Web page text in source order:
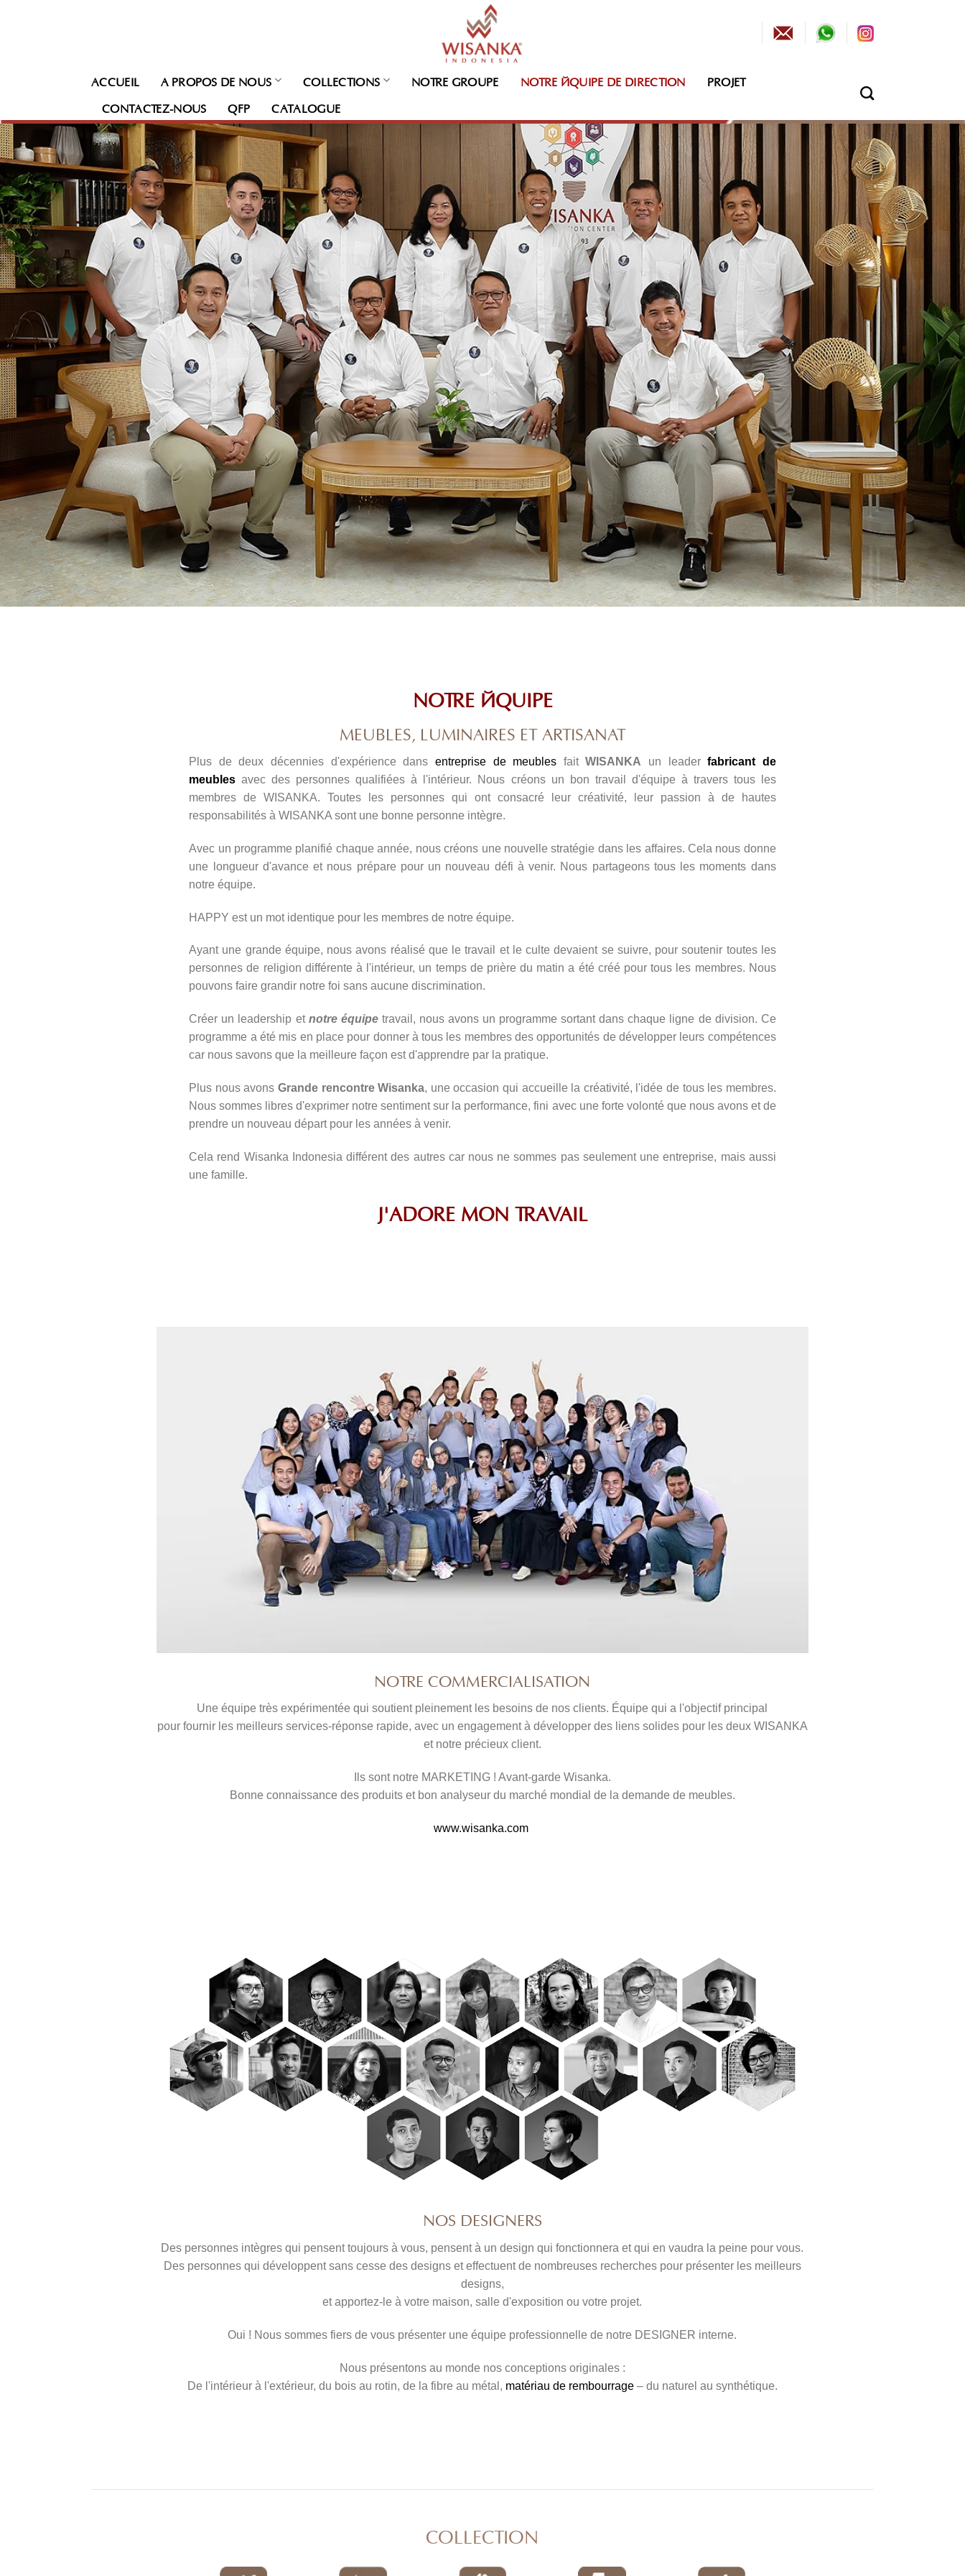
ACCUEIL À PROPOS DE NOUS COLLECTIONS NOTRE GROUPE NOTRE ÉQUIPE DE DIRECTION PROJET
CONTACTEZ-NOUS QFP CATALOGUE
NOTRE ÉQUIPE
MEUBLES, LUMINAIRES ET ARTISANAT
Plus de deux décennies d'expérience dans entreprise de meubles faitWISANKA un leaderfabricant de
meubles avec des personnes qualifiées à l'intérieur. Nous créons un bon travail d'équipe à travers tous les
membres de WISANKA. Toutes les personnes qui ont consacré leur créativité, leur passion à de hautes
responsabilités à WISANKA sont une bonne personne intègre.
Avec un programme planifié chaque année, nous créons une nouvelle stratégie dans les affaires. Cela nous donne
une longueur d'avance et nous prépare pour un nouveau défi à venir. Nous partageons tous les moments dans
notre équipe.
HAPPY est un mot identique pour les membres de notre équipe.
Ayant une grande équipe, nous avons réalisé que le travail et le culte devaient se suivre, pour soutenir toutes les
personnes de religion différente à l'intérieur, un temps de prière du matin a été créé pour tous les membres. Nous
pouvons faire grandir notre foi sans aucune discrimination.
Créer un leadership et notre équipetravail, nous avons un programme sortant dans chaque ligne de division. Ce
programme a été mis en place pour donner à tous les membres des opportunités de développer leurs compétences
car nous savons que la meilleure façon est d'apprendre par la pratique.
Plus nous avonsGrande rencontre Wisanka, une occasion qui accueille la créativité, l'idée de tous les membres.
Nous sommes libres d'exprimer notre sentiment sur la performance, fini avec une forte volonté que nous avons et de
prendre un nouveau départ pour les années à venir.
Cela rend Wisanka Indonesia différent des autres car nous ne sommes pas seulement une entreprise, mais aussi
une famille.
J'ADORE MON TRAVAIL
NOTRE COMMERCIALISATION
Une équipe très expérimentée qui soutient pleinement les besoins de nos clients. Équipe qui a l'objectif principal
pour fournir les meilleurs services-réponse rapide, avec un engagement à développer des liens solides pour les deux WISANKA
et notre précieux client.
Ils sont notre MARKETING ! Avant-garde Wisanka.
Bonne connaissance des produits et bon analyseur du marché mondial de la demande de meubles.
www.wisanka.com
NOS DESIGNERS
Des personnes intègres qui pensent toujours à vous, pensent à un design qui fonctionnera et qui en vaudra la peine pour vous.
Des personnes qui développent sans cesse des designs et effectuent de nombreuses recherches pour présenter les meilleurs
designs,
et apportez-le à votre maison, salle d'exposition ou votre projet.
Oui ! Nous sommes fiers de vous présenter une équipe professionnelle de notre DESIGNER interne.
Nous présentons au monde nos conceptions originales :
De l'intérieur à l'extérieur, du bois au rotin, de la fibre au métal, matériau de rembourrage– du naturel au synthétique.
COLLECTION